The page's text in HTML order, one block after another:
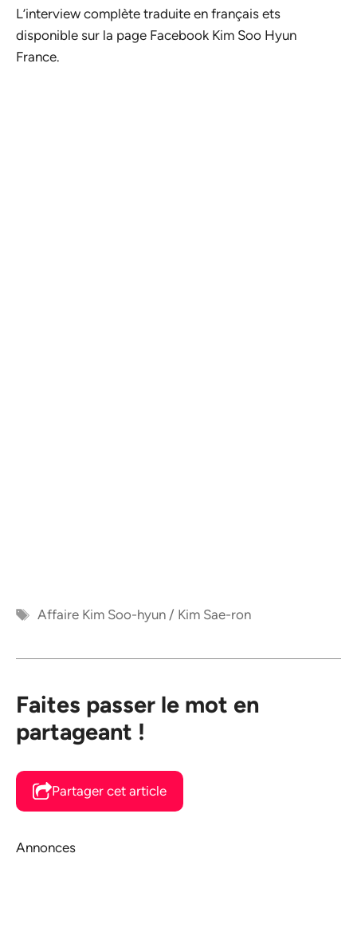
L’interview complète traduite en français ets
disponible sur la page Facebook Kim Soo Hyun
France.
Étiquettes
Affaire Kim Soo-hyun / Kim Sae-ron
Faites passer le mot en
partageant !
Partager cet article
Annonces